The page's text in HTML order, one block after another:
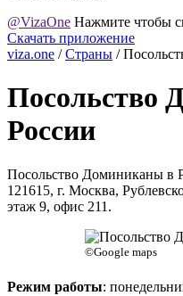
@VizaOne Нажмите чтобы
Скачать приложение
viza.one / Страны /
Посольство
России
Посольство Доминиканы в
121615, г. Москва,
этаж 9, офис 211.
©Google maps
Режим работы: